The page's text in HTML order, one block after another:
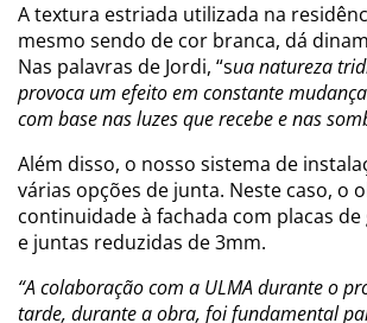
A textura estriada utilizada na
mesmo sendo de cor branca, dá
Nas palavras de Jordi, “sua natureza
provoca um efeito em constante
com base nas luzes que recebe e nas
Além disso, o nosso sistema de
várias opções de junta. Neste caso, o
continuidade à fachada com placas
e juntas reduzidas de 3mm.
“A colaboração com a ULMA durante o
tarde, durante a obra, foi fundamental